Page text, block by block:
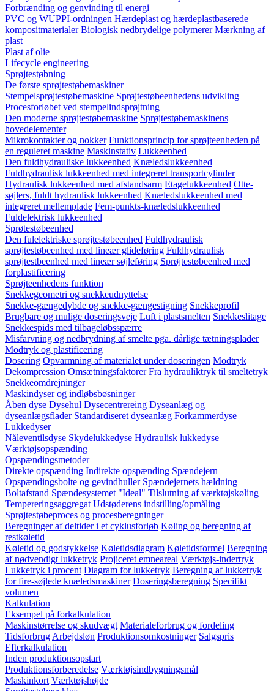
Forbrænding og genvinding til energi
PVC og WUPPI-ordningen Hærdeplast og hærdeplastbaserede
kompositmaterialer Biologisk nedbrydelige polymerer Mærkning af
plast
Plast af olie
Lifecycle engineering
Sprøjtestøbning
De første sprøjtestøbemaskiner
Stempelsprøjtestøbemaskine Sprøjtestøbeenhedens udvikling
Procesforløbet ved stempelindsprøjtning
Den moderne sprøjtestøbemaskine Sprøjtestøbemaskinens
hovedelementer
Mikrokontakter og nokker Funktionsprincip for sprøjteenheden på
en reguleret maskine Maskinstativ Lukkeenhed
Den fuldhydrauliske lukkeenhed Knæledslukkeenhed
Fuldhydraulisk lukkeenhed med integreret transportcylinder
Hydraulisk lukkeenhed med afstandsarm Etagelukkeenhed Otte-
søjlers, fuldt hydraulisk lukkeenhed Knæledslukkeenhed med
integreret mellemplade Fem-punkts-knæledslukkeenhed
Fuldelektrisk lukkeenhed
Sprøtestøbeenhed
Den fulelektriske sprøjtestøbeenhed Fuldhydraulisk
sprøjtestøbeenhed med lineær glideføring Fuldhydraulisk
sprøjtestbeenhed med lineær søjleføring Sprøjtestøbeenhed med
forplastificering
Sprøjteenhedens funktion
Snekkegeometri og snekkeudnyttelse
Snekke-gængedybde og snekke-gængestigning Snekkeprofil
Brugbare og mulige doseringsveje Luft i plastsmelten Snekkeslitage
Snekkespids med tilbageløbsspærre
Misfarvning og nedbrydning af smelte pga. dårlige tætningsplader
Modtryk og plastificering
Dosering Opvarmning af materialet under doseringen Modtryk
Dekompression Omsætningsfaktorer Fra hydrauliktryk til smeltetryk
Snekkeomdrejninger
Maskindyser og indløbsbøsninger
Åben dyse Dysehul Dysecentrereing Dyseanlæg og
dyseanlægsflader Standardiseret dyseanlæg Forkammerdyse
Lukkedyser
Nåleventilsdyse Skydelukkedyse Hydraulisk lukkedyse
Værktøjsopspænding
Opspændingsmetoder
Direkte opspænding Indirekte opspænding Spændejern
Opspændingsbolte og gevindhuller Spændejernets hældning
Boltafstand Spændesystemet "Ideal" Tilslutning af værktøjskøling
Tempereringsaggregat Udstøderens indstilling/opmåling
Sprøjtestøbeproces og procesberegninger
Beregninger af deltider i et cyklusforløb Køling og beregning af
restkøletid
Køletid og godstykkelse Køletidsdiagram Køletidsformel Beregning
af nødvendigt lukketryk Projiceret emneareal Værktøjs-indertryk
Lukketryk i procent Diagram for lukketryk Beregning af lukketryk
for fire-søjlede knæledsmaskiner Doseringsberegning Specifikt
volumen
Kalkulation
Eksempel på forkalkulation
Maskinstørrelse og skudvægt Materialeforbrug og fordeling
Tidsforbrug Arbejdsløn Produktionsomkostninger Salgspris
Efterkalkulation
Inden produktionsopstart
Produktionsforberedelse Værktøjsindbygningsmål
Maskinkort Værktøjshøjde